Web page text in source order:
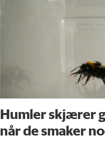
Humler skjærer
når de smaker